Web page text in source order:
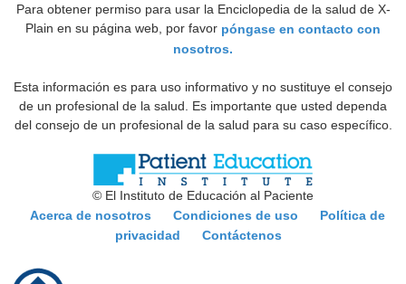
Para obtener permiso para usar la Enciclopedia de la salud de X-
Plain en su página web, por favor póngase en contacto con
nosotros.
Esta información es para uso informativo y no sustituye el consejo
de un profesional de la salud. Es importante que usted dependa
del consejo de un profesional de la salud para su caso específico.
© El Instituto de Educación al Paciente
Acerca de nosotros
Condiciones de uso
Política de
privacidad
Contáctenos